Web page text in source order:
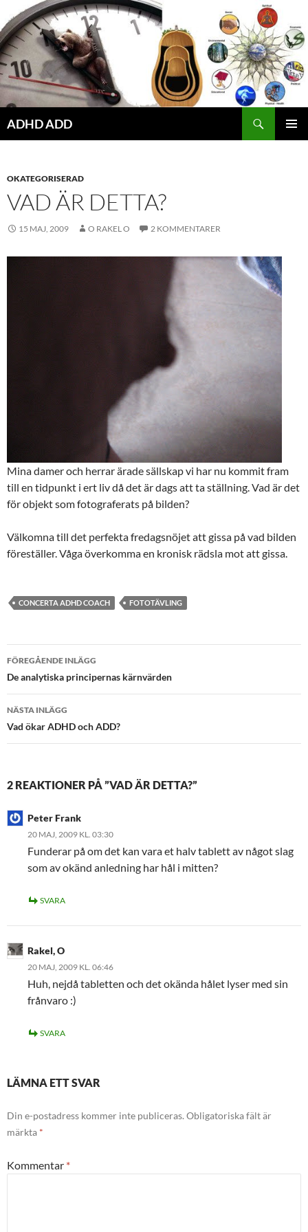
Hoppa
till
innehåll
ADHD ADD
OKATEGORISERAD
VAD ÄR DETTA?
15 MAJ, 2009 O RAKEL O 2 KOMMENTARER
Mina damer och herrar ärade sällskap vi har nu kommit fram
till en tidpunkt i ert liv då det är dags att ta ställning. Vad är det
för objekt som fotograferats på bilden?
Välkomna till det perfekta fredagsnöjet att gissa på vad bilden
föreställer. Våga överkomma en kronisk rädsla mot att gissa.
CONCERTA ADHD COACH FOTOTÄVLING
Inläggsnavigering
FÖREGÅENDE INLÄGG
De analytiska principernas kärnvärden
NÄSTA INLÄGG
Vad ökar ADHD och ADD?
2 REAKTIONER PÅ ”VAD ÄR DETTA?”
Peter Frank
20 MAJ, 2009 KL. 03:30
Funderar på om det kan vara et halv tablett av något slag
som av okänd anledning har hål i mitten?
SVARA
Rakel, O
20 MAJ, 2009 KL. 06:46
Huh, nejdå tabletten och det okända hålet lyser med sin
frånvaro :)
SVARA
LÄMNA ETT SVAR
Din e-postadress kommer inte publiceras. Obligatoriska fält är
märkta *
Kommentar *